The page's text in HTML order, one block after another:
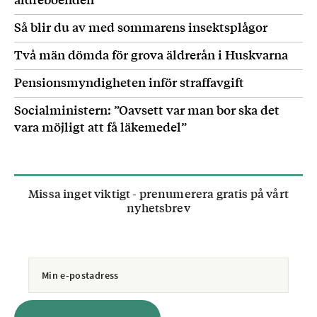
Nivå 4. – HARDCORE.
Slå med lie flera gånger i sommar, och nästa!
Källa:Fältbiologerna
Så blir du av med sommarens insektsplågor
Två män dömda för grova äldrerån i Huskvarna
Pensionsmyndigheten inför straffavgift
Socialministern: ”Oavsett var man bor ska det
vara möjligt att få läkemedel”
Missa inget viktigt - prenumerera gratis på vårt
nyhetsbrev